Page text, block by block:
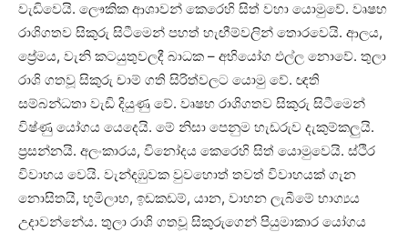
වැඩිවෙයි. ලෞකික ආශාවන් කෙරෙහි සිත් වහා යොමුවේ. වෘෂභ
රාශිගතව සිකුරු සිටීමෙන් පහත් හැඟීම්වලින් තොරවෙයි. ආලය,
ප්‍රේමය, වැනි කටයුතුවලදී බාධක – අභියෝග එල්ල නොවේ. තුලා
රාශි ගතවූ සිකුරු චාම් ගති සිරිත්වලට යොමු වේ. ඥති
සම්බන්ධතා වැඩි දියුණු වේ. වෘෂභ රාශිගතව සිකුරු සිටීමෙන්
විෂ්ණු යෝගය යෙදෙයි. මේ නිසා පෙනුම හැඩරුව දැකුම්කලුයි.
ප්‍රසන්නයි. අලංකාරය, විනෝදය කෙරෙහි සිත් යොමුවෙයි. ස්‌ථිර
විවාහය වෙයි. වැන්දඹුවක වුවහොත් තවත් විවාහයක්‌ ගැන
නොසිතයි, භූමිලාභ, ඉඩකඩම්, යාන, වාහන ලැබීමේ භාග්‍යය
උදාවන්නේය. තුලා රාශි ගතවූ සිකුරුගෙන් පියුමාකාර යෝගය